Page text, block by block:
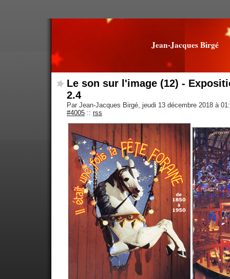
Jean-Jacques Birgé
Le son sur l'image (12) -
2.4
Par Jean-Jacques Birgé, jeudi 13 décembre 2018 à
#4005 :: rss